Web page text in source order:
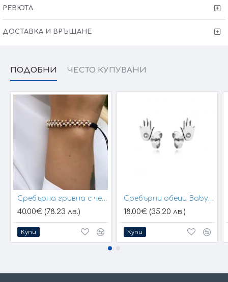
Victoria Gold - Всичко хубаво е с теб!
РЕВЮТА
ДОСТАВКА И ВРЪЩАНЕ
ПОДОБНИ ЧЕСТО КУПУВАНИ
Сребърна гривна с черен конец и позлатени топчета
40.00€ (78.23 лв.)
Купи
Сребърни обеци Baby Hands
18.00€ (35.20 лв.)
Купи